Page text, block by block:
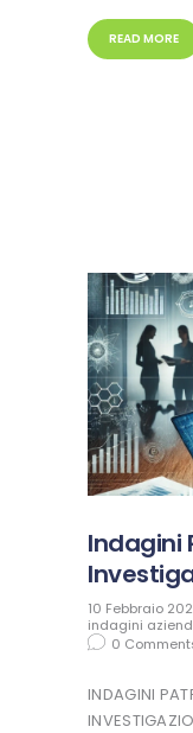
READ MORE
Indagini
10 Febbraio
indagini
0
INDAGINI